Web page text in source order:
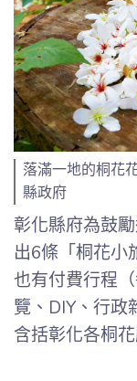
落滿一地的桐花
縣政府
彰化縣府為鼓
出6條「桐花小
也有付費行程
覽、DIY、行政
含括彰化各桐